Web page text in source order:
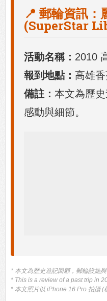
📍 郵輪資訊：
(SuperStar
活動名稱： 2010
報到地點： 高雄
備註： 本文為歷
感動與細節。
* 本文為歷史遊記回顧，郵輪設施與
* This is a review of a past trip in
* 本文照片以 iPhone 16 Pro 拍攝 (